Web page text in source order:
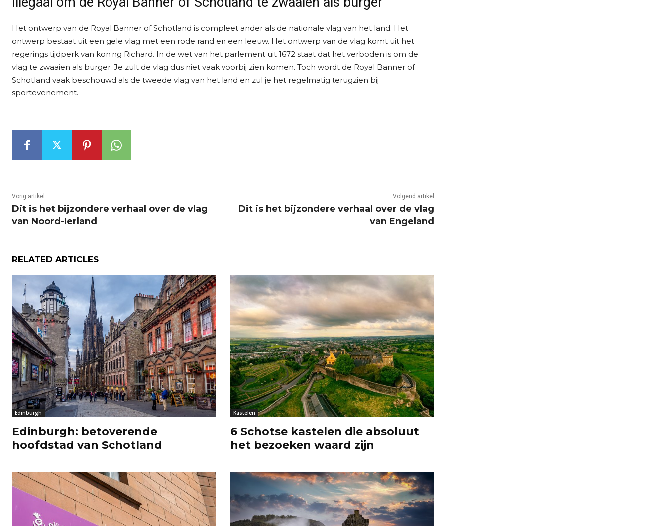
Het ontwerp van de Royal Banner of Schotland is compleet ander als de nationale vlag van het land. Het
ontwerp bestaat uit een gele vlag met een rode rand en een leeuw. Het ontwerp van de vlag komt uit het
regerings tijdperk van koning Richard. In de wet van het parlement uit 1672 staat dat het verboden is om de
vlag te zwaaien als burger. Je zult de vlag dus niet vaak voorbij zien komen. Toch wordt de Royal Banner of
Schotland vaak beschouwd als de tweede vlag van het land en zul je het regelmatig terugzien bij
sportevenement.
Vorig artikel
Dit is het bijzondere verhaal over de vlag
van Noord-Ierland
Volgend artikel
Dit is het bijzondere verhaal over de vlag
van Engeland
RELATED ARTICLES
Edinburgh
Edinburgh: betoverende
hoofdstad van Schotland
Kastelen
6 Schotse kastelen die absoluut
het bezoeken waard zijn